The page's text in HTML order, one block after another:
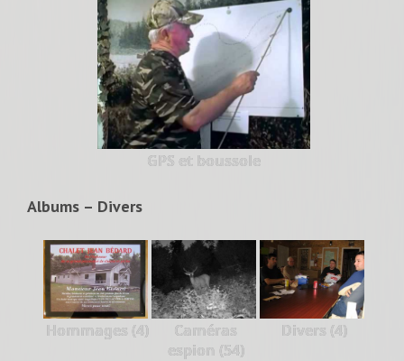
GPS et boussole
Albums – Divers
Hommages (4)
Caméras
espion (54)
Divers (4)